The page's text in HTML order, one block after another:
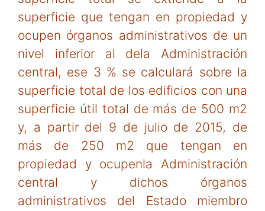
superficie que tengan en propiedad y
ocupen órganos administrativos de un
nivel inferior al dela Administración
central, ese 3 % se calculará sobre la
superficie total de los edificios con una
superficie útil total de más de 500 m2
y, a partir del 9 de julio de 2015, de
más de 250 m2 que tengan en
propiedad y ocupenla Administración
central y dichos órganos
administrativos del Estado miembro